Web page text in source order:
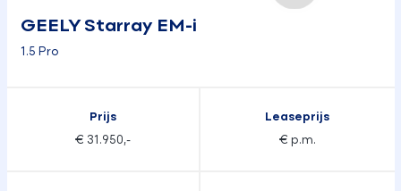
GEELY Starray EM-i
1.5 Pro
Prijs
€ 31.950,-
Leaseprijs
€ p.m.